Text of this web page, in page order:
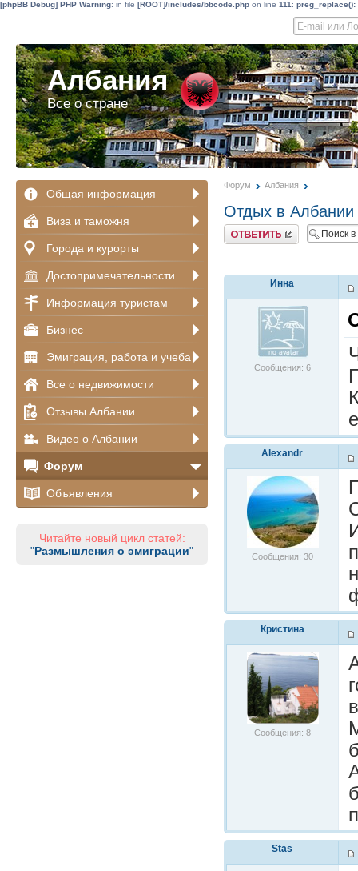
[phpBB Debug] PHP Warning: in file [ROOT]/includes/bbcode.php on line 111 :
Албания
Все о стране
Общая информация
Виза и таможня
Города и курорты
Достопримечательности
Информация туристам
Бизнес
Эмиграция, работа и учеба
Все о недвижимости
Отзывы Албании
Видео о Албании
Форум
Объявления
Читайте новый цикл статей:
"Размышления о эмиграции"
Форум Албания
Отдых в Албании
Ответить
Инна
Сообщения: 6
Alexandr
Сообщения: 30
Кристина
Сообщения: 8
Stas